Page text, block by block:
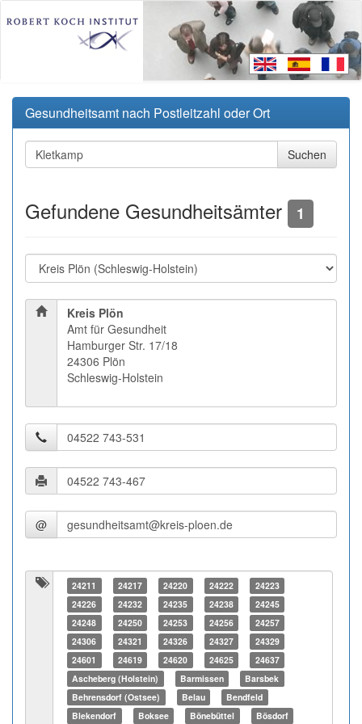
Gesundheitsamt nach Postleitzahl oder Ort
Gefundene Gesundheitsämter 1
Kreis Plön
Amt für Gesundheit
Hamburger Str. 17/18
24306 Plön
Schleswig-Holstein
@
24211 24217 24220 24222
24223
24226
24232 24235 24238
24245
24248
24250 24253 24256
24257
24306
24321 24326 24327
24329
24601
24619 24620 24625
24637
Ascheberg (Holstein)
Barmissen
Barsbek
Behrensdorf (Ostsee)
Belau
Bendfeld
Blekendorf
Boksee Bönebüttel Bösdorf